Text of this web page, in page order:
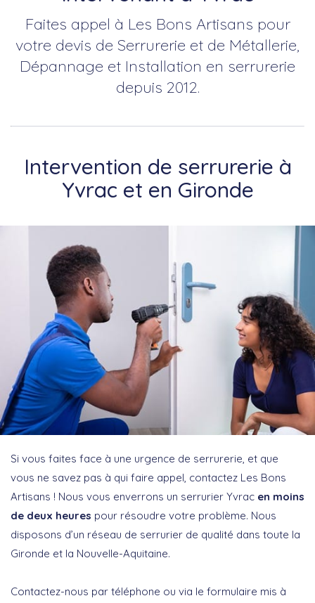
Faites appel à Les Bons Artisans pour
votre devis de Serrurerie et de Métallerie,
Dépannage et Installation en serrurerie
depuis 2012.
Intervention de serrurerie à
Yvrac et en Gironde
Si vous faites face à une urgence de serrurerie, et que
vous ne savez pas à qui faire appel, contactez Les Bons
Artisans ! Nous vous enverrons un serrurier Yvrac en moins
de deux heures pour résoudre votre problème. Nous
disposons d’un réseau de serrurier de qualité dans toute la
Gironde et la Nouvelle-Aquitaine.
Contactez-nous par téléphone ou via le formulaire mis à